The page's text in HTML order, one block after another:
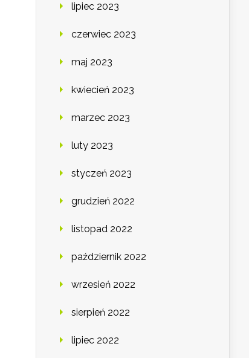
lipiec 2023
czerwiec 2023
maj 2023
kwiecień 2023
marzec 2023
luty 2023
styczeń 2023
grudzień 2022
listopad 2022
październik 2022
wrzesień 2022
sierpień 2022
lipiec 2022